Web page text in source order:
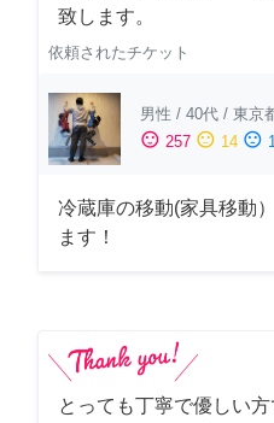
致します。
依頼されたチケット
男性 / 40代 / 東京
sentiment_satisfied 257 sentiment_neutral 14 sentiment_dissatisfied 1
冷蔵庫の移動(家具移動
ます！
とっても丁寧で優しい